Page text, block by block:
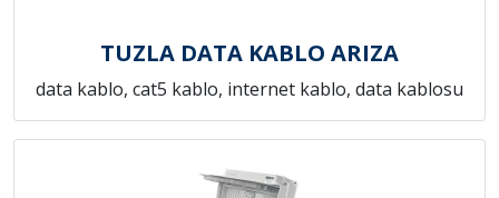
TUZLA DATA KABLO ARIZA
data kablo, cat5 kablo, internet kablo, data kablosu